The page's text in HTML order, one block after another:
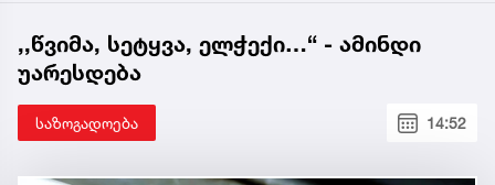
,,წვიმა, სეტყვა, ელჭექი…“ - ამინდი
უარესდება
საზოგადოება 14:52